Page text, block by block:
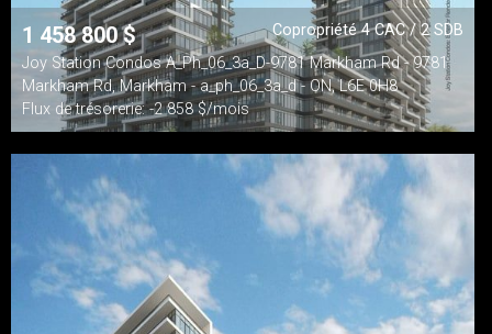
1 458 800$
Copropriété 4 CAC / 2 SDB
Joy Station Condos A_Ph_06_3a_D-9781 Markham Rd - 9781
Markham Rd, Markham - a_ph_06_3a_d - ON, L6E 0H8
Flux de trésorerie: -2 858 $/mois